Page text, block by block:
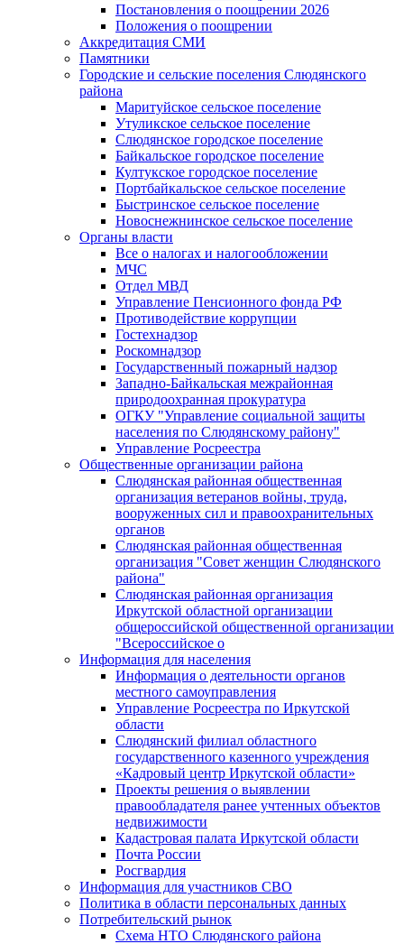
Постановления о поощрении 2026
Положения о поощрении
Аккредитация СМИ
Памятники
Городские и сельские поселения Слюдянского
района
Маритуйское сельское поселение
Утуликское сельское поселение
Слюдянское городское поселение
Байкальское городское поселение
Култукское городское поселение
Портбайкальское сельское поселение
Быстринское сельское поселение
Новоснежнинское сельское поселение
Органы власти
Все о налогах и налогообложении
МЧС
Отдел МВД
Управление Пенсионного фонда РФ
Противодействие коррупции
Гостехнадзор
Роскомнадзор
Государственный пожарный надзор
Западно-Байкальская межрайонная
природоохранная прокуратура
ОГКУ "Управление социальной защиты
населения по Слюдянскому району"
Управление Росреестра
Общественные организации района
Слюдянская районная общественная
организация ветеранов войны, труда,
вооруженных сил и правоохранительных
органов
Слюдянская районная общественная
организация "Совет женщин Слюдянского
района"
Слюдянская районная организация
Иркутской областной организации
общероссийской общественной организации
"Всероссийское о
Информация для населения
Информация о деятельности органов
местного самоуправления
Управление Росреестра по Иркутской
области
Слюдянский филиал областного
государственного казенного учреждения
«Кадровый центр Иркутской области»
Проекты решения о выявлении
правообладателя ранее учтенных объектов
недвижимости
Кадастровая палата Иркутской области
Почта России
Росгвардия
Информация для участников СВО
Политика в области персональных данных
Потребительский рынок
Схема НТО Слюдянского района